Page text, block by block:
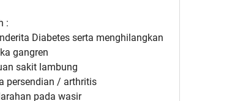
:
Diabetes serta menghilangkan
gangren
sakit lambung
persendian / arthritis
pada wasir